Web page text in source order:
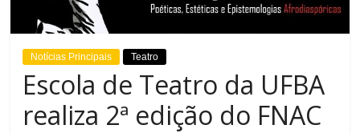
Notícias Principais Teatro
Escola de Teatro da UFBA
realiza 2ª edição do FNAC